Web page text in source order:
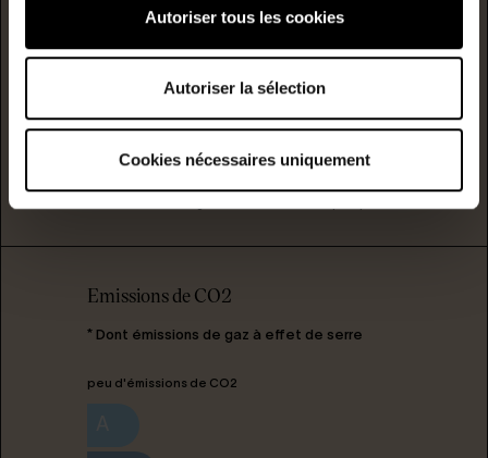
Autoriser tous les cookies
Autoriser la sélection
Cookies nécessaires uniquement
kgCO2/m²/année
E
F
G
Emissions de CO2
* Dont émissions de gaz à effet de serre
peu d'émissions de CO2